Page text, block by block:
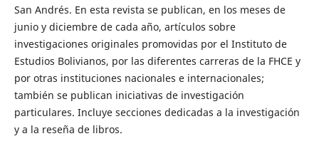
San Andrés. En esta revista se publican, en los meses de
junio y diciembre de cada año, artículos sobre
investigaciones originales promovidas por el Instituto de
Estudios Bolivianos, por las diferentes carreras de la FHCE y
por otras instituciones nacionales e internacionales;
también se publican iniciativas de investigación
particulares. Incluye secciones dedicadas a la investigación
y a la reseña de libros.